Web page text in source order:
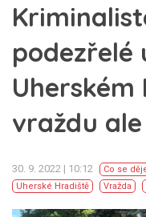
podezřelé
Uherském
vraždu
30. 9. 2022 | 10:12 Co se
Uherské Hradiště
Vražda